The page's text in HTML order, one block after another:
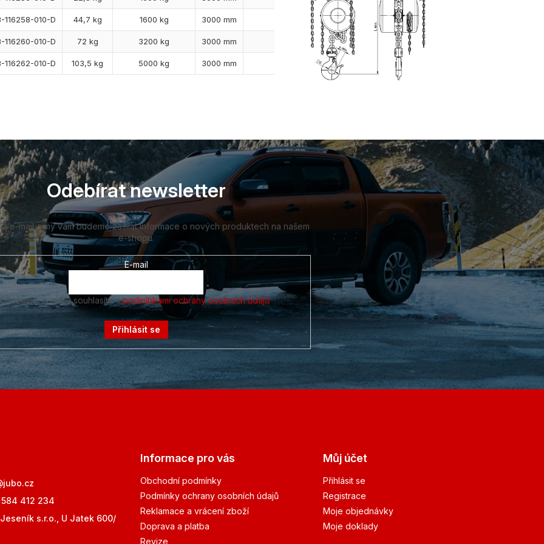
116258-010-D 44,7 kg 1600 kg 3000 mm 58 - 113 mm
116260-010-D 72 kg 3200 kg 3000 mm 82 - 125 mm
116262-010-D 103,5 kg 5000 kg 3000 mm 90 - 137 mm
Odebírat newsletter
e-mail a my vám budeme zasílat informace o nových produktech na našem
e-shopu.
E-mail
Vložením e-mailu souhlasíte spodmínkami ochrany osobních údajů
Přihlásit se
jubo.cz
412 234
s.r.o., U Jatek 600/
Informace pro vás
Obchodní podmínky
Podmínky ochrany osobních údajů
Reklamace a vrácení zboží
Doprava a platba
Revize
Můj účet
Přihlásit se
Registrace
Moje objednávky
Moje doklady